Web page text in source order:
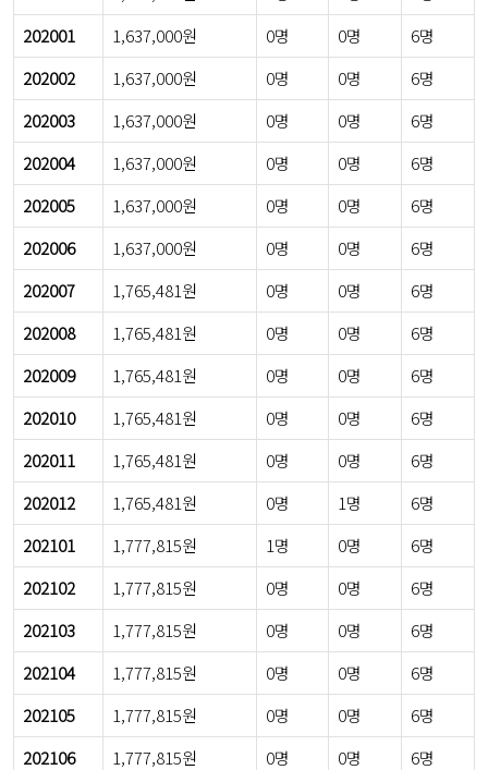
202001
1,637,000원 0명 0명
6명
202002
1,637,000원 0명 0명
6명
202003
1,637,000원 0명 0명
6명
202004
1,637,000원 0명 0명
6명
202005
1,637,000원 0명 0명
6명
202006
1,637,000원 0명 0명
6명
202007
1,765,481원 0명 0명
6명
202008
1,765,481원 0명 0명
6명
202009
1,765,481원 0명 0명
6명
202010
1,765,481원 0명 0명
6명
202011
1,765,481원 0명 0명
6명
202012
1,765,481원 0명 1명
6명
202101
1,777,815원 1명 0명
6명
202102
1,777,815원 0명 0명
6명
202103
1,777,815원 0명 0명
6명
202104
1,777,815원 0명 0명
6명
202105
1,777,815원 0명 0명
6명
202106
1,777,815원 0명 0명
6명